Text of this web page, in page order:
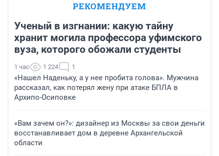
РЕКОМЕНДУЕМ
Ученый в изгнании: какую тайну
хранит могила профессора уфимского
вуза, которого обожали студенты
1 час 1 224 1
«Нашел Наденьку, а у нее пробита голова». Мужчина
рассказал, как потерял жену при атаке БПЛА в
Архипо-Осиповке
«Вам зачем он?»: дизайнер из Москвы за свои деньги
восстанавливает дом в деревне Архангельской
области